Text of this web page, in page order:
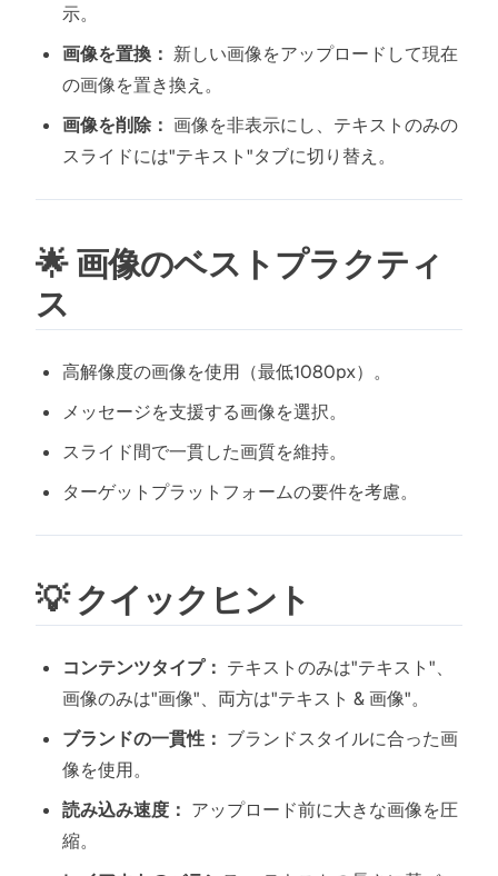
示。
画像を置換： 新しい画像をアップロードして現在
の画像を置き換え。
画像を削除： 画像を非表示にし、テキストのみの
スライドには"テキスト"タブに切り替え。
🌟 画像のベストプラクティ
ス
高解像度の画像を使用（最低1080px）。
メッセージを支援する画像を選択。
スライド間で一貫した画質を維持。
ターゲットプラットフォームの要件を考慮。
💡 クイックヒント
コンテンツタイプ： テキストのみは"テキスト"、
画像のみは"画像"、両方は"テキスト & 画像"。
ブランドの一貫性： ブランドスタイルに合った画
像を使用。
読み込み速度： アップロード前に大きな画像を圧
縮。